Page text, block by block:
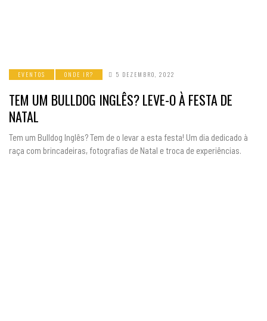
EVENTOS ONDE IR? 5 DEZEMBRO, 2022
TEM UM BULLDOG INGLÊS? LEVE-O À FESTA DE
NATAL
Tem um Bulldog Inglês? Tem de o levar a esta festa! Um dia dedicado à
raça com brincadeiras, fotografias de Natal e troca de experiências.